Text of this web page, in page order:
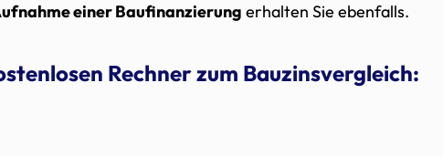
einer Baufinanzierung erhalten Sie ebenfalls.
Rechner zum Bauzinsvergleich: